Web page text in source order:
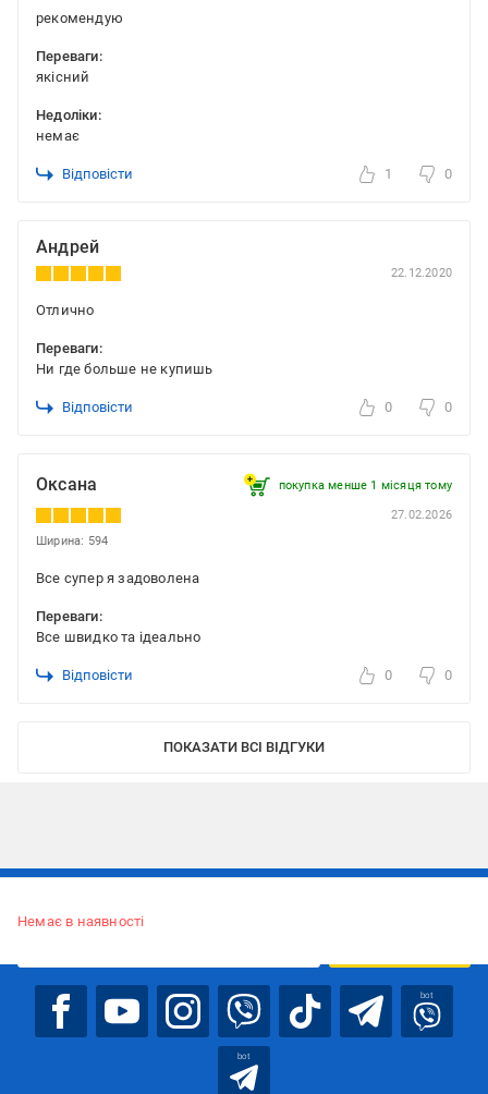
рекомендую
Переваги:
якісний
Недоліки:
немає
Відповісти 1 0
Андрей
22.12.2020
Отлично
Переваги:
Ни где больше не купишь
Відповісти 0 0
Оксана покупка менше 1 місяця томy
27.02.2026
Ширина: 594
Все супер я задоволена
Переваги:
Все швидко та ідеально
Відповісти 0 0
ПОКАЗАТИ ВСІ ВІДГУКИ
Немає в наявності
bot
bot